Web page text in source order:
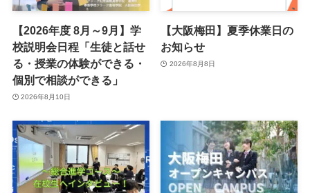
【2026年度 8月～9月】学
校説明会日程「生徒と話せ
る・授業の体験ができる・
個別で相談ができる」
2026年8月10日
【大阪梅田】夏季休業日の
お知らせ
2026年8月8日